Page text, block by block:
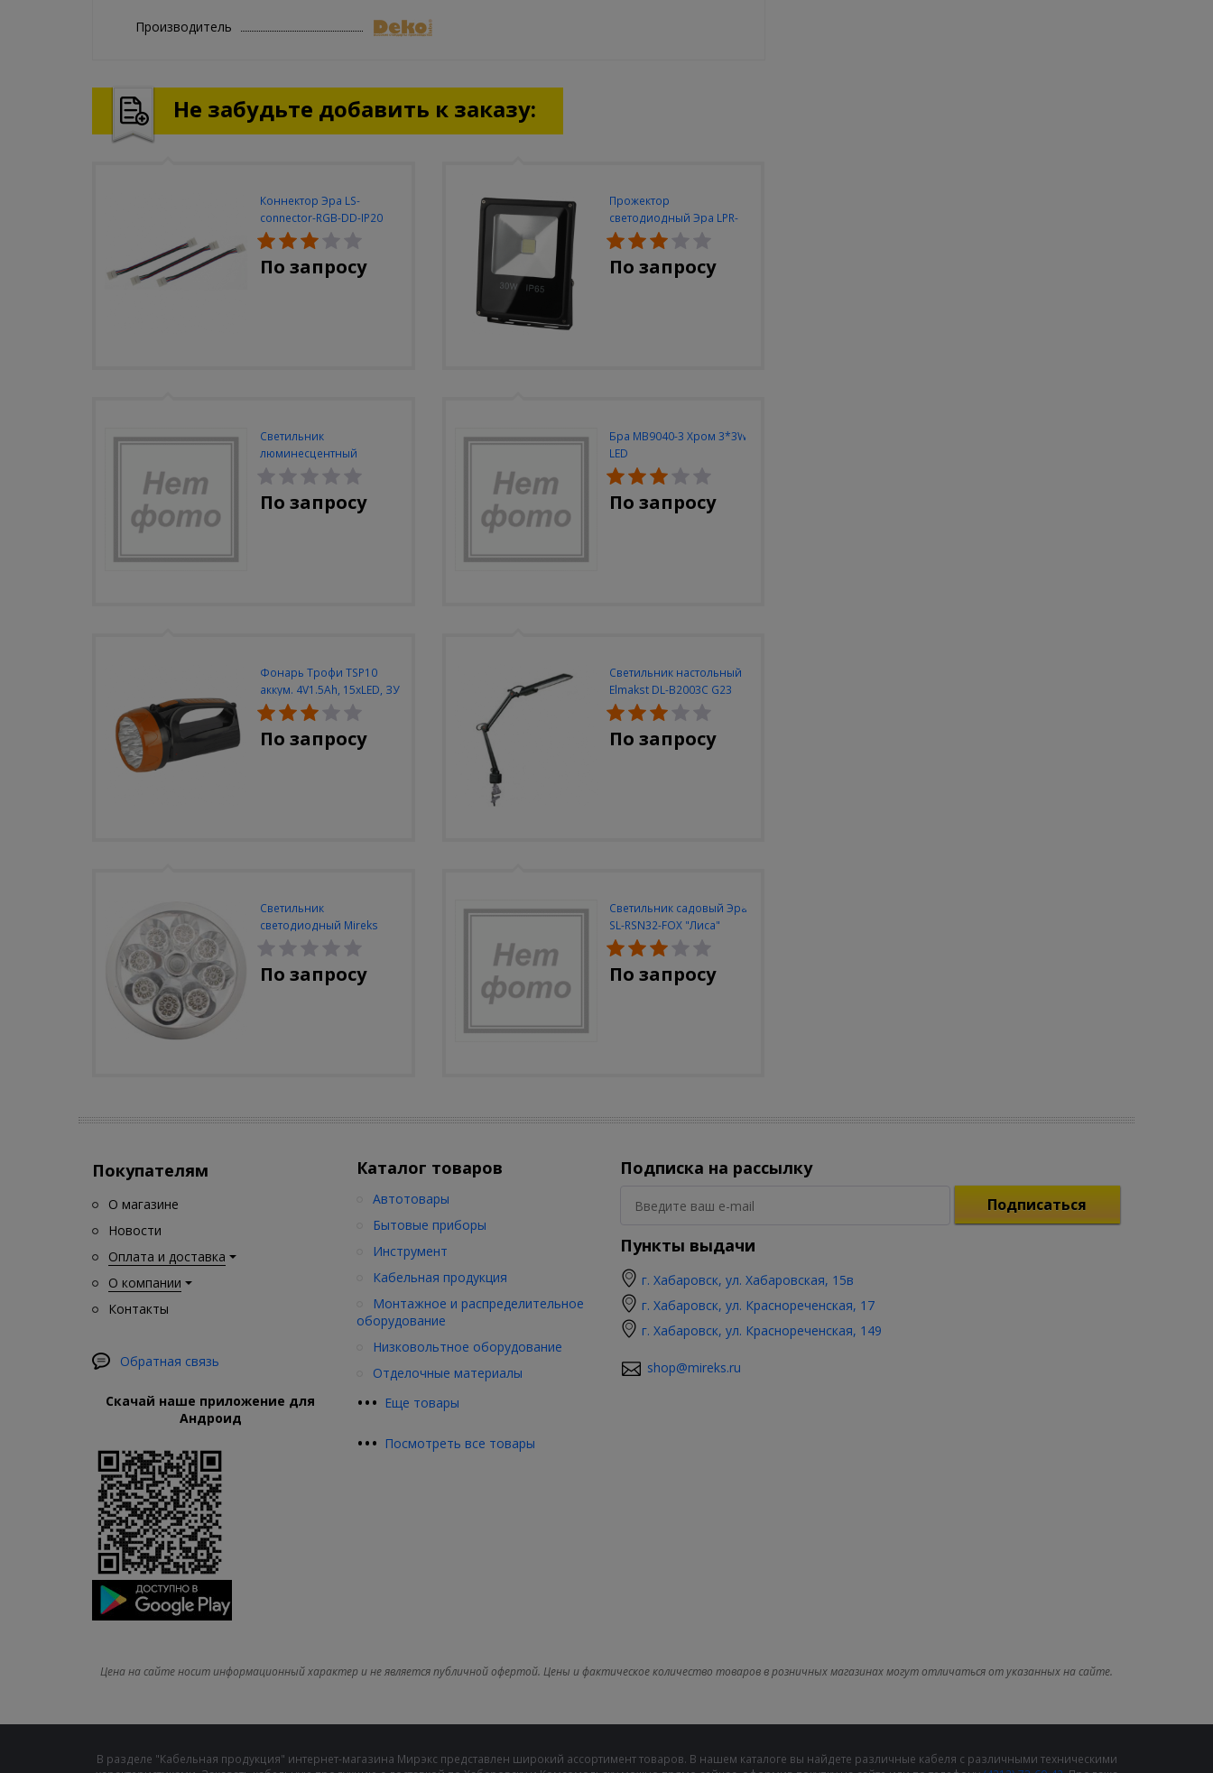
Производитель
Не забудьте добавить к заказу:
Коннектор Эра LS-
connector-RGB-DD-IP20
(3шт/уп)
По запросу
Прожектор
светодиодный Эра LPR-
30W-6500K-M
По запросу
Светильник
люминесцентный
Navigator NEL-A2-E130-T4-
840/WH
По запросу
Бра MB9040-3 Хром 3*3W
LED
По запросу
Фонарь Трофи TSP10
аккум. 4V1.5Ah, 15xLED, ЗУ
вилка 220V
По запросу
Светильник настольный
Elmakst DL-B2003C G23
черный струбцина
По запросу
Светильник
светодиодный Mireks
С-310-80-S (5W/4000-
5000K/500lm/датчик
движения)
По запросу
Светильник садовый Эра
SL-RSN32-FOX "Лиса"
солн.бат, полистоун,
цветной, 32 см
По запросу
Покупателям
О магазине
Новости
Оплата и доставка
О компании
Контакты
Обратная связь
Скачай наше приложение для
Андроид
Каталог товаров
••• Еще товары
Автотовары
Бытовые приборы
Инструмент
Кабельная продукция
Монтажное и распределительное
оборудование
Низковольтное оборудование
Отделочные материалы
••• Посмотреть все товары
Подписка на рассылку
Подписаться
Пункты выдачи
г. Хабаровск, ул. Хабаровская, 15в
г. Хабаровск, ул. Краснореченская, 17
г. Хабаровск, ул. Краснореченская, 149
shop@mireks.ru
Цена на сайте носит информационный характер и не является публичной офертой. Цены и фактическое количество товаров в розничных магазинах могут отличаться от указанных на сайте.
В разделе "Кабельная продукция" интернет-магазина Мирэкс представлен широкий ассортимент товаров. В нашем каталоге вы найдете различные кабеля с различными техническими